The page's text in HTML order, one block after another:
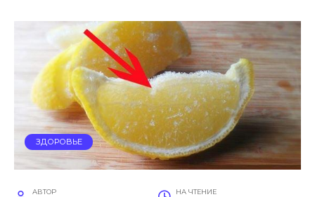
ЗДОРОВЬЕ
АВТОР НА ЧТЕНИЕ